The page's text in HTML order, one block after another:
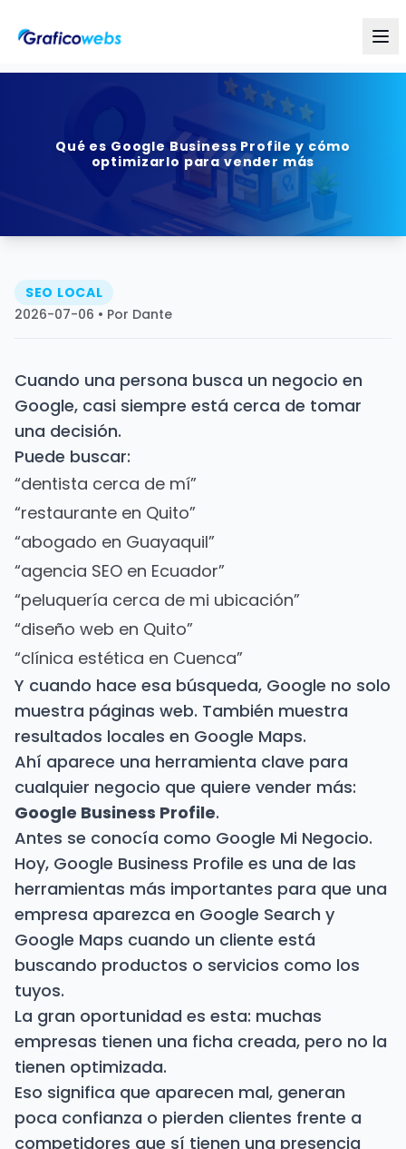
Qué es Google Business Profile y cómo
optimizarlo para vender más
SEO LOCAL
2026-07-06 • Por Dante
Cuando una persona busca un negocio en
Google, casi siempre está cerca de tomar
una decisión.
Puede buscar:
“dentista cerca de mí”
“restaurante en Quito”
“abogado en Guayaquil”
“agencia SEO en Ecuador”
“peluquería cerca de mi ubicación”
“diseño web en Quito”
“clínica estética en Cuenca”
Y cuando hace esa búsqueda, Google no solo
muestra páginas web. También muestra
resultados locales en Google Maps.
Ahí aparece una herramienta clave para
cualquier negocio que quiere vender más:
Google Business Profile.
Antes se conocía como Google Mi Negocio.
Hoy, Google Business Profile es una de las
herramientas más importantes para que una
empresa aparezca en Google Search y
Google Maps cuando un cliente está
buscando productos o servicios como los
tuyos.
La gran oportunidad es esta: muchas
empresas tienen una ficha creada, pero no la
tienen optimizada.
Eso significa que aparecen mal, generan
poca confianza o pierden clientes frente a
competidores que sí tienen una presencia